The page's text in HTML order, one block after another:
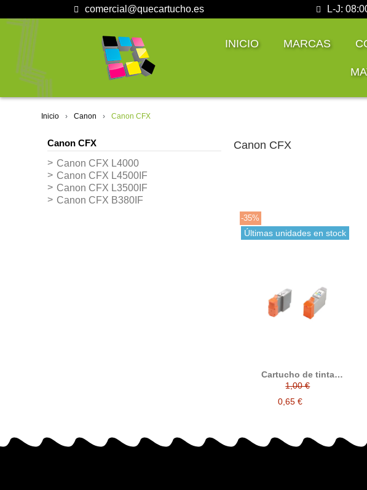
comercial@quecartucho.es L-J:
INICIO MARCAS
Inicio Canon Canon CFX
Canon CFX
Canon CFX L4000
Canon CFX L4500IF
Canon CFX L3500IF
Canon CFX B380IF
Canon CFX
-35%
Últimas unidades en stock
Cartucho de tinta
compatible BCI24 / BCI-24 /
BCI21 / BCI-21 con Canon
0954B002 / 0955B002 /
6881A002 / 6882A002
1,00 €
0,65 €